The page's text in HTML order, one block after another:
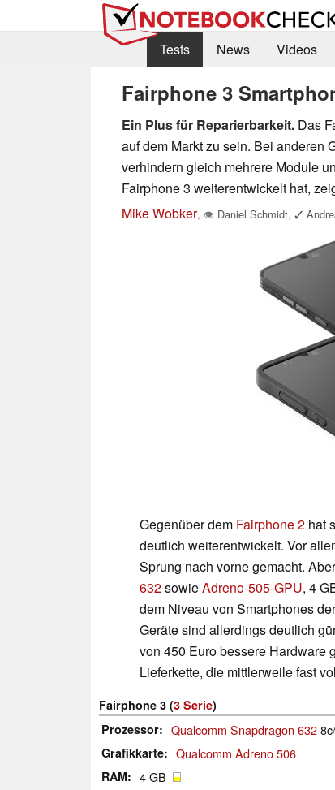
Tests
News Videos
Fairphone 3
Ein Plus für Reparierbarkeit. Das
auf dem Markt zu sein. Bei anderen
verhindern gleich mehrere Module
Fairphone 3 weiterentwickelt hat,
Mike Wobker, 👁 Daniel Schmidt, ✓
Gegenüber dem Fairphone 2 hat
deutlich weiterentwickelt. Vor
Sprung nach vorne gemacht.
632sowieAdreno-505-GPU, 4
dem Niveau von Smartphones
Geräte sind allerdings deutlich
von 450 Euro bessere Hardware
Lieferkette, die mittlerweile fast
Fairphone 3 (3 Serie)
Prozessor
Qualcomm Snapdragon 632
Grafikkarte Qualcomm Adreno 506
RAM 4 GB